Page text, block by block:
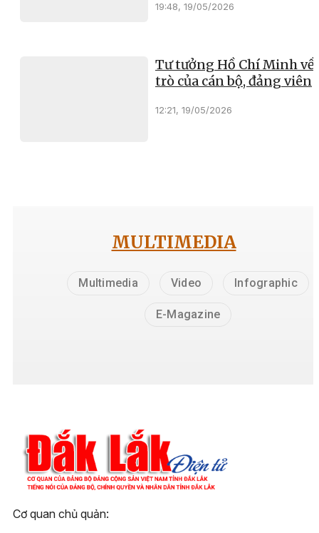
19:48, 19/05/2026
Tư tưởng Hồ Chí Minh về
trò của cán bộ, đảng viên
12:21, 19/05/2026
MULTIMEDIA
Multimedia Video Infographic
E-Magazine
Cơ quan chủ quản: